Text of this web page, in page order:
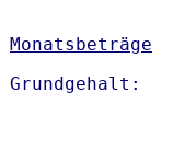
Monatsbeträge